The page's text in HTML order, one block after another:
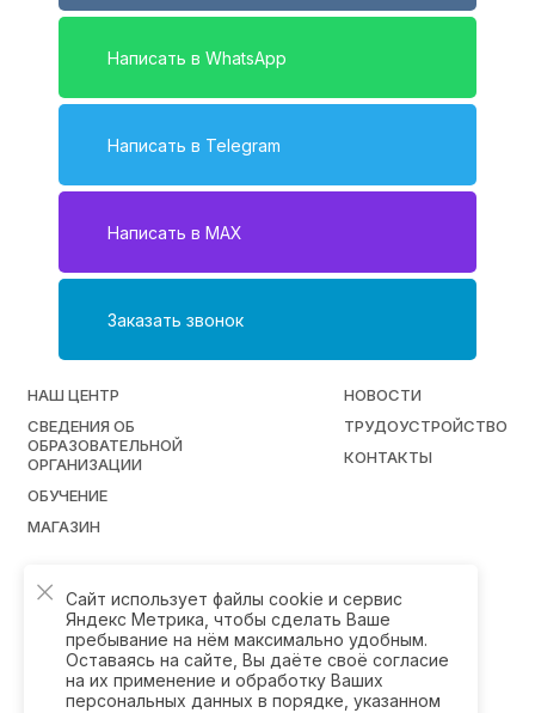
Написать в WhatsApp
Написать в Telegram
Написать в MAX
Заказать звонок
НАШ ЦЕНТР
СВЕДЕНИЯ ОБ
ОБРАЗОВАТЕЛЬНОЙ
ОРГАНИЗАЦИИ
ОБУЧЕНИЕ
МАГАЗИН
НОВОСТИ
ТРУДОУСТРОЙСТВО
КОНТАКТЫ
© ООО "Многопрофильный учебный центр
"ЛИК" 2013 — 2026. Все права защищены.
Разработка сайта
Сайт использует файлы cookie и сервис
Яндекс Метрика, чтобы сделать Ваше
пребывание на нём максимально удобным.
Оставаясь на сайте, Вы даёте своё согласие
на их применение и обработку Ваших
персональных данных в порядке, указанном